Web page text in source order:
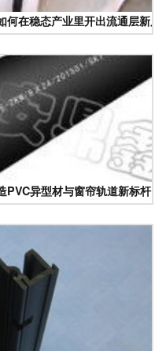
在稳态产业里开出流通层新局
PVC异型材与窗帘轨道新标杆